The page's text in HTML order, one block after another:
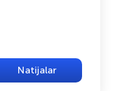
Natijalar